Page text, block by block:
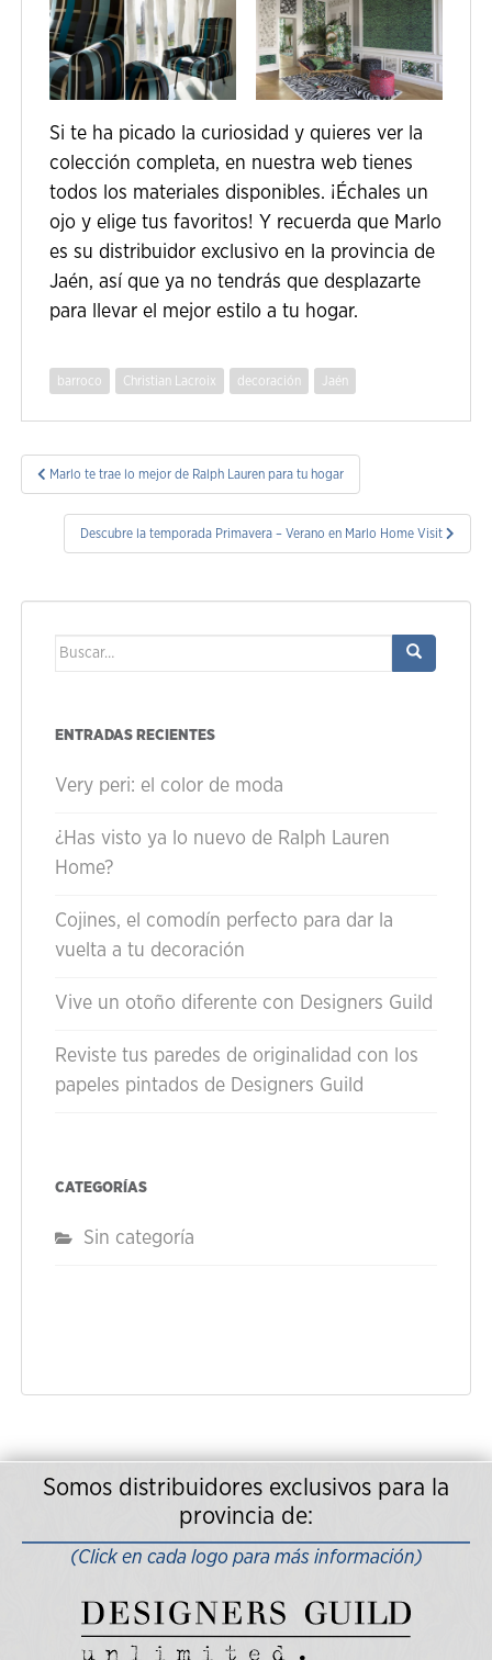
Si te ha picado la curiosidad y quieres ver la
colección completa, en nuestra web tienes
todos los materiales disponibles. ¡Échales un
ojo y elige tus favoritos! Y recuerda que Marlo
es su distribuidor exclusivo en la provincia de
Jaén, así que ya no tendrás que desplazarte
para llevar el mejor estilo a tu hogar.
barroco Christian Lacroix decoración Jaén
Navegación
de
entradas
Marlo te trae lo mejor de Ralph Lauren para tu hogar
Descubre la temporada Primavera – Verano en Marlo Home Visit
Buscar:
ENTRADAS RECIENTES
Very peri: el color de moda
¿Has visto ya lo nuevo de Ralph Lauren
Home?
Cojines, el comodín perfecto para dar la
vuelta a tu decoración
Vive un otoño diferente con Designers Guild
Reviste tus paredes de originalidad con los
papeles pintados de Designers Guild
CATEGORÍAS
Sin categoría
Somos distribuidores exclusivos para la
provincia de:
(Click en cada logo para más información)
Cerrar ventana
Cerrar ventana